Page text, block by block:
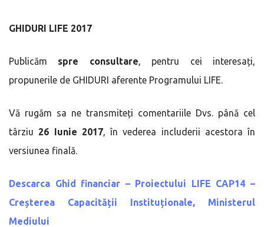
GHIDURI LIFE 2017
Publicăm spre consultare, pentru cei interesați,
propunerile de GHIDURI aferente Programului LIFE.
Vă rugăm sa ne transmiteți comentariile Dvs. până cel
târziu 26 Iunie 2017, în vederea includerii acestora în
versiunea finală.
Descarca Ghid financiar – Proiectului LIFE CAP14 –
Creșterea Capacității Instituționale, Ministerul
Mediului